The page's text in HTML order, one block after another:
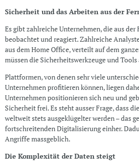
Sicherheit und das Arbeiten aus der
Es gibt zahlreiche Unternehmen, die aus der
beobachtet und reagiert. Zahlreiche
aus dem Home Office, verteilt auf dem
müssen die Sicherheitswerkzeuge und
Plattformen, von denen sehr viele
Unternehmen profitieren können, liegen
Unternehmen positionieren sich neu und
Sicherheit frei. Es steht ausser Frage, dass
weltweit stets ausgeklügelter werden – das
fortschreitenden Digitalisierung einher.
Angriffe massgeblich.
Die Komplexität der Daten steigt